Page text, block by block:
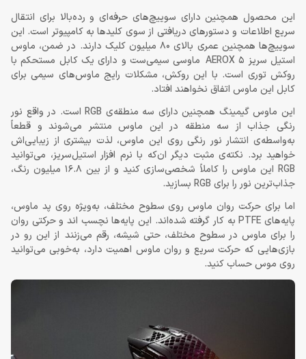
این محصول همچنین دارای سوییچ‌های حرفه‌ای و رده‌بالا برای انتقال
سریع اطلاعات و دستورهای دریافتی از سوی کلیدها به کامپیوتر است. این
سوییچ‌ها همچنین عمری بالای 80 میلیون کلیک دارند. در ضمن، ماوس
استیل سریز AEROX 5 ماوسی سیمی‌ست و دارای یک کابل مستحکم با
روکش توری است. با این روکش، مشکلات رایج ماوس‌های سیمی برای
کابل این ماوس اتفاق نخواهند افتاد.
این ماوس گیمینگ همچنین دارای سه منطقه‌ی RGB است. در واقع نور
رنگی جذاب از سه منطقه در این ماوس منتشر می‌شوند و قطعاً
به‌واسطه‌ی انتشار نور رنگی روی این ماوس، لذت بیشتری از زیبایی‌اش
خواهید برد. نکته‌ی مثبت دیگر ان‌که با نرم افزار استیل‌سریز، می‌توانید
RGB این ماوس را کاملاً شخصی‌سازی کنید و از بین 16.8 میلیون رنگ،
جذاب‌ترین نور را برای RGB بسازید.
اما برای حرکت روان ماوس روی سطوح مختلف، به‌ویژه روی پد ماوس،
پایه‌های PTFE به کار گرفته شده‌اند. این پایه‌ها نچسب اند و حرکتی روان
را برای ماوس در سطوح مختلف، حتی شیشه، رقم می‌زنند از این رو در
بازی‌هایی که حرکت سریع و روان ماوس اهمیت دارد، به‌خوبی می‌توانید
روی موس حساب کنید.